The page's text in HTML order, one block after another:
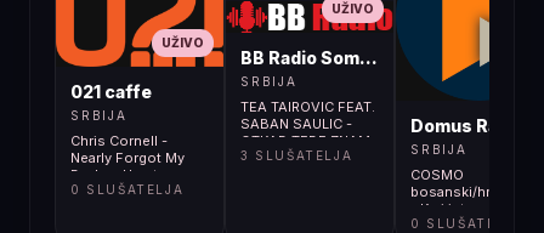
UŽIVO
021 caffe
SRBIJA
Chris Cornell -
Nearly Forgot My
Broken Heart
0 SLUŠATELJA
UŽIVO
BB Radio Sombor
SRBIJA
TEA TAIROVIC FEAT.
SABAN SAULIC -
OTKAD TEBE ZNAM
(IDJPLAY) 4K
3 SLUŠATELJA
Domus Radio
SRBIJA
COSMO
bosanski/hrvatski/
- Kraj interneta?
0 SLUŠATELJA